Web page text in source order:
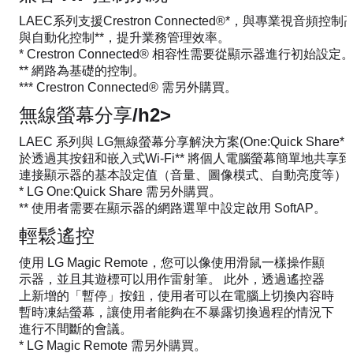
LAEC系列支援Crestron Connected®*，與專業視音頻控制
與自動化控制**，提升業務管理效率。
* Crestron Connected® 相容性需要從顯示器進行初始設定。
** 網路為基礎的控制。
*** Crestron Connected® 需另外購買。
無線螢幕分享/h2>
LAEC 系列與 LG無線螢幕分享解決方案(One:Quick Share*
於透過其按鈕和嵌入式Wi-Fi** 將個人電腦螢幕簡單地共享
連接顯示器的基本設定值（音量、圖像模式、自動亮度等）
* LG One:Quick Share 需另外購買。
** 使用者需要在顯示器的網路選單中設定啟用 SoftAP。
輕鬆遙控
使用 LG Magic Remote，您可以像使用滑鼠一樣操作顯
示器，並且其遊標可以用作雷射筆。 此外，透過遙控器
上新增的「暫停」按鈕，使用者可以在電腦上切換內容時
暫時凍結螢幕，讓使用者能夠在不暴露切換過程的情況下
進行不間斷的會議。
* LG Magic Remote 需另外購買。